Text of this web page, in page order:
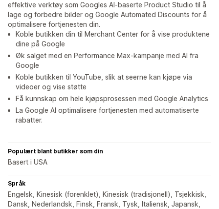
effektive verktøy som Googles AI-baserte Product Studio til å
lage og forbedre bilder og Google Automated Discounts for å
optimalisere fortjenesten din.
Koble butikken din til Merchant Center for å vise produktene
dine på Google
Øk salget med en Performance Max-kampanje med AI fra
Google
Koble butikken til YouTube, slik at seerne kan kjøpe via
videoer og vise støtte
Få kunnskap om hele kjøpsprosessen med Google Analytics
La Google AI optimalisere fortjenesten med automatiserte
rabatter.
Populært blant butikker som din
Basert i USA
Språk
Engelsk, Kinesisk (forenklet), Kinesisk (tradisjonell), Tsjekkisk,
Dansk, Nederlandsk, Finsk, Fransk, Tysk, Italiensk, Japansk,